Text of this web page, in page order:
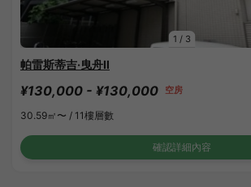
1 / 3
帕雷斯蒂吉·曳舟Ⅱ
¥130,000 - ¥130,000 空房
30.59㎡〜 / 11樓層數
確認詳細內容